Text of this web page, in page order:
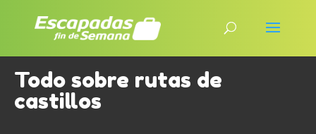
Todo sobre rutas de
castillos